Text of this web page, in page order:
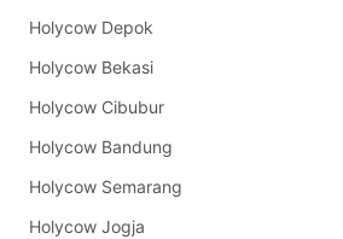
Holycow Depok
Holycow Bekasi
Holycow Cibubur
Holycow Bandung
Holycow Semarang
Holycow Jogja